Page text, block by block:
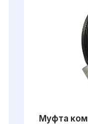
Муфта